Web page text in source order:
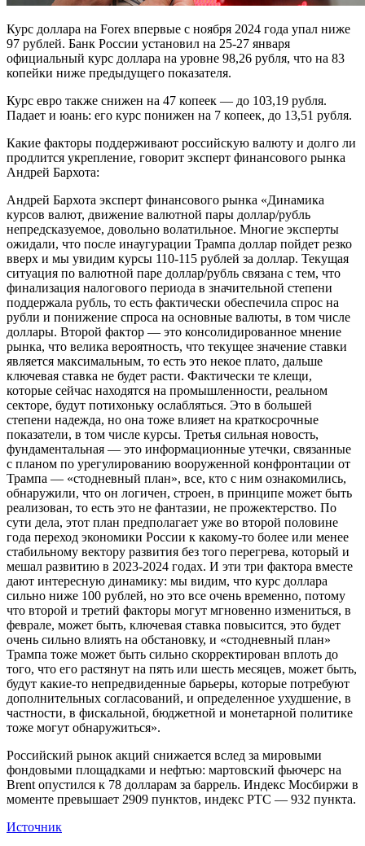
Курс доллара на Forex впервые с ноября 2024 года упал ниже
97 рублей. Банк России установил на 25-27 января
официальный курс доллара на уровне 98,26 рубля, что на 83
копейки ниже предыдущего показателя.
Курс евро также снижен на 47 копеек — до 103,19 рубля.
Падает и юань: его курс понижен на 7 копеек, до 13,51 рубля.
Какие факторы поддерживают российскую валюту и долго ли
продлится укрепление, говорит эксперт финансового рынка
Андрей Бархота:
Андрей Бархота эксперт финансового рынка «Динамика
курсов валют, движение валютной пары доллар/рубль
непредсказуемое, довольно волатильное. Многие эксперты
ожидали, что после инаугурации Трампа доллар пойдет резко
вверх и мы увидим курсы 110-115 рублей за доллар. Текущая
ситуация по валютной паре доллар/рубль связана с тем, что
финализация налогового периода в значительной степени
поддержала рубль, то есть фактически обеспечила спрос на
рубли и понижение спроса на основные валюты, в том числе
доллары. Второй фактор — это консолидированное мнение
рынка, что велика вероятность, что текущее значение ставки
является максимальным, то есть это некое плато, дальше
ключевая ставка не будет расти. Фактически те клещи,
которые сейчас находятся на промышленности, реальном
секторе, будут потихоньку ослабляться. Это в большей
степени надежда, но она тоже влияет на краткосрочные
показатели, в том числе курсы. Третья сильная новость,
фундаментальная — это информационные утечки, связанные
с планом по урегулированию вооруженной конфронтации от
Трампа — «стодневный план», все, кто с ним ознакомились,
обнаружили, что он логичен, строен, в принципе может быть
реализован, то есть это не фантазии, не прожектерство. По
сути дела, этот план предполагает уже во второй половине
года переход экономики России к какому-то более или менее
стабильному вектору развития без того перегрева, который и
мешал развитию в 2023-2024 годах. И эти три фактора вместе
дают интересную динамику: мы видим, что курс доллара
сильно ниже 100 рублей, но это все очень временно, потому
что второй и третий факторы могут мгновенно измениться, в
феврале, может быть, ключевая ставка повысится, это будет
очень сильно влиять на обстановку, и «стодневный план»
Трампа тоже может быть сильно скорректирован вплоть до
того, что его растянут на пять или шесть месяцев, может быть,
будут какие-то непредвиденные барьеры, которые потребуют
дополнительных согласований, и определенное ухудшение, в
частности, в фискальной, бюджетной и монетарной политике
тоже могут обнаружиться».
Российский рынок акций снижается вслед за мировыми
фондовыми площадками и нефтью: мартовский фьючерс на
Brent опустился к 78 долларам за баррель. Индекс Мосбиржи в
моменте превышает 2909 пунктов, индекс РТС — 932 пункта.
Источник